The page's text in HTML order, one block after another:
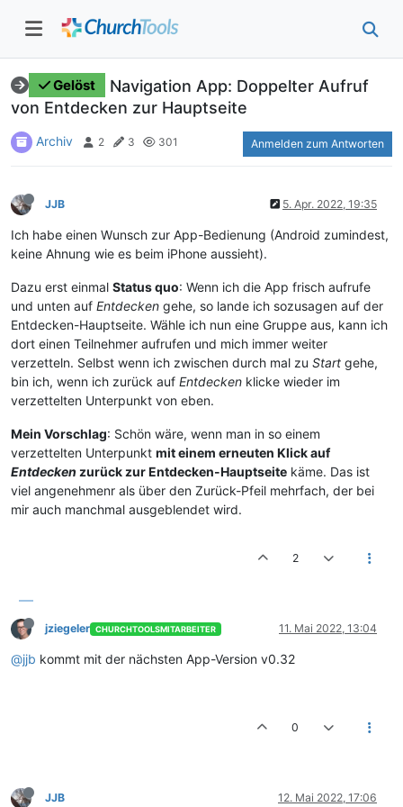
Gelöst
Navigation App: Doppelter Aufruf
von Entdecken zur Hauptseite
Archiv 2 3 301 Anmelden zum Antworten
JJB 5. Apr. 2022, 19:35
Ich habe einen Wunsch zur App-Bedienung (Android zumindest,
keine Ahnung wie es beim iPhone aussieht).
Dazu erst einmal Status quo: Wenn ich die App frisch aufrufe
und unten auf Entdecken gehe, so lande ich sozusagen auf der
Entdecken-Hauptseite. Wähle ich nun eine Gruppe aus, kann ich
dort einen Teilnehmer aufrufen und mich immer weiter
verzetteln. Selbst wenn ich zwischen durch mal zu Start gehe,
bin ich, wenn ich zurück auf Entdecken klicke wieder im
verzettelten Unterpunkt von eben.
Mein Vorschlag: Schön wäre, wenn man in so einem
verzettelten Unterpunkt mit einem erneuten Klick auf
Entdecken zurück zur Entdecken-Hauptseite käme. Das ist
viel angenehmenr als über den Zurück-Pfeil mehrfach, der bei
mir auch manchmal ausgeblendet wird.
2
jziegeler CHURCHTOOLSMITARBEITER 11. Mai 2022, 13:04
@jjb kommt mit der nächsten App-Version v0.32
0
JJB 12. Mai 2022, 17:06